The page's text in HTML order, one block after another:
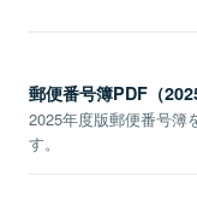
郵便番号簿PDF（
2025年度版郵便番号簿
す。